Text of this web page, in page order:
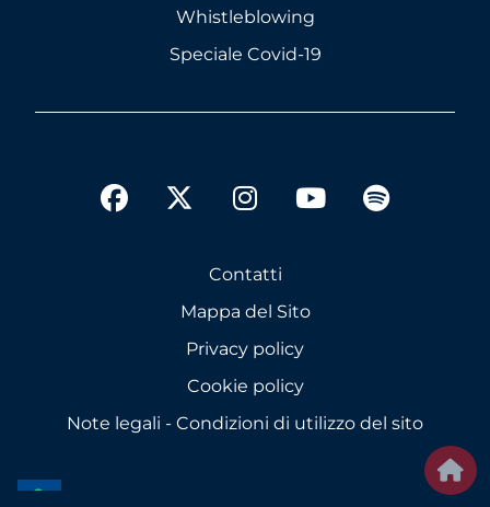
Whistleblowing
Speciale Covid-19
facebookinstagram
youtubespotify
Contatti
Mappa del Sito
Privacy policy
Cookie policy
Note legali - Condizioni di utilizzo del sito